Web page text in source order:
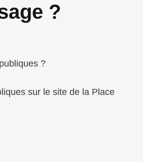
?
?
sur le site de la Place